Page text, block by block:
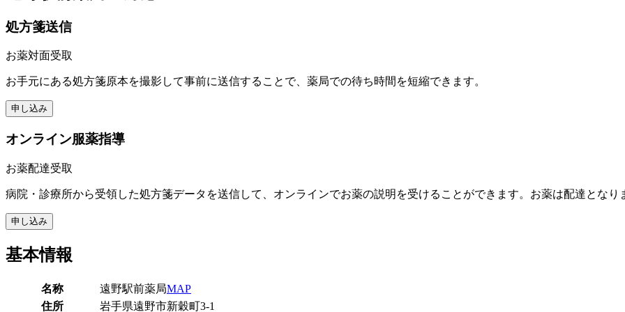
処方箋送信
お薬対面受取
お手元にある処方箋原本を撮影して事前に送信することで、薬局での待ち時間を短縮できます。
申し込み
オンライン服薬指導
お薬配達受取
病院・診療所から受領した処方箋データを送信して、オンラインでお薬の説明を受けることができます。お薬は配達となり
申し込み
基本情報
名称 遠野駅前薬局MAP
住所
岩手県遠野市新穀町3-1